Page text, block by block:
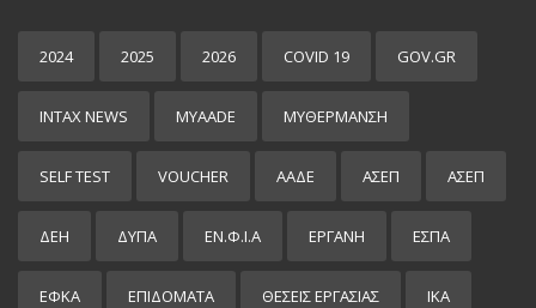
2024 2025 2026 COVID 19 GOV.GR
INTAX NEWS MYAADE MYΘΈΡΜΑΝΣΗ
SELF TEST VOUCHER ΑΑΔΕ ΑΣΕΠ ΑΣΕΠ
ΔΕΗ ΔΥΠΑ ΕΝ.Φ.Ι.Α ΕΡΓΑΝΗ ΕΣΠΑ
ΕΦΚΑ ΕΠΙΔΌΜΑΤΑ ΘΕΣΕΙΣ ΕΡΓΑΣΙΑΣ ΙΚΑ